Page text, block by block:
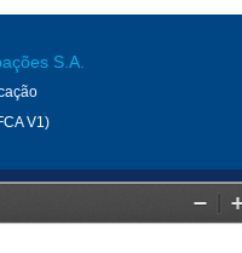
S.A.
V1)